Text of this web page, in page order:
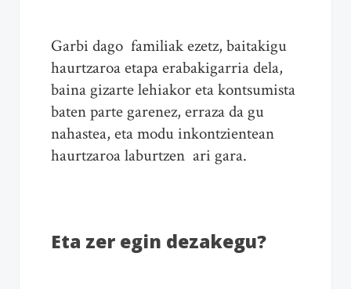
Garbi dago familiak ezetz, baitakigu
haurtzaroa etapa erabakigarria dela,
baina gizarte lehiakor eta kontsumista
baten parte garenez, erraza da gu
nahastea, eta modu inkontzientean
haurtzaroa laburtzen ari gara.
Eta zer egin dezakegu?